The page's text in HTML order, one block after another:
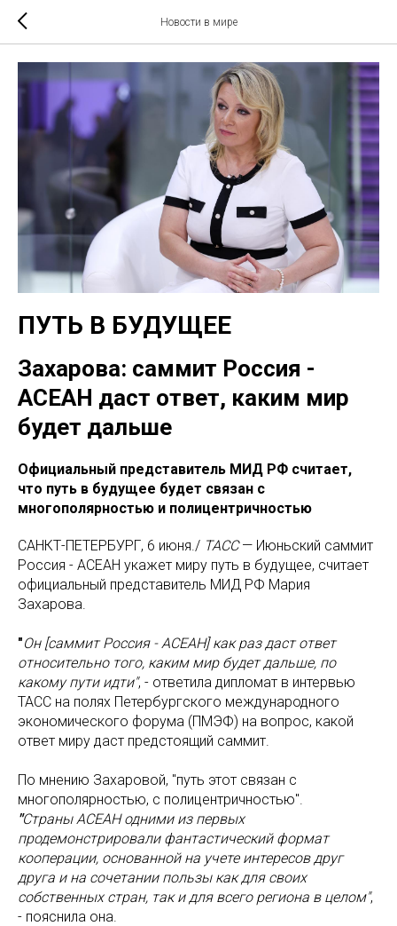
Новости в мире
ПУТЬ В БУДУЩЕЕ
Захарова: саммит Россия -
АСЕАН даст ответ, каким мир
будет дальше
Официальный представитель МИД РФ считает,
что путь в будущее будет связан с
многополярностью и полицентричностью
САНКТ-ПЕТЕРБУРГ, 6 июня./ ТАСС— Июньский саммит
Россия - АСЕАН укажет миру путь в будущее, считает
официальный представитель МИД РФ Мария
Захарова.
"Он [саммит Россия - АСЕАН] как раз даст ответ
относительно того, каким мир будет дальше, по
какому пути идти", - ответила дипломат в интервью
ТАСС на полях Петербургского международного
экономического форума (ПМЭФ) на вопрос, какой
ответ миру даст предстоящий саммит.
По мнению Захаровой, "путь этот связан с
многополярностью, с полицентричностью".
"Страны АСЕАН одними из первых
продемонстрировали фантастический формат
кооперации, основанной на учете интересов друг
друга и на сочетании пользы как для своих
собственных стран, так и для всего региона в целом",
- пояснила она.